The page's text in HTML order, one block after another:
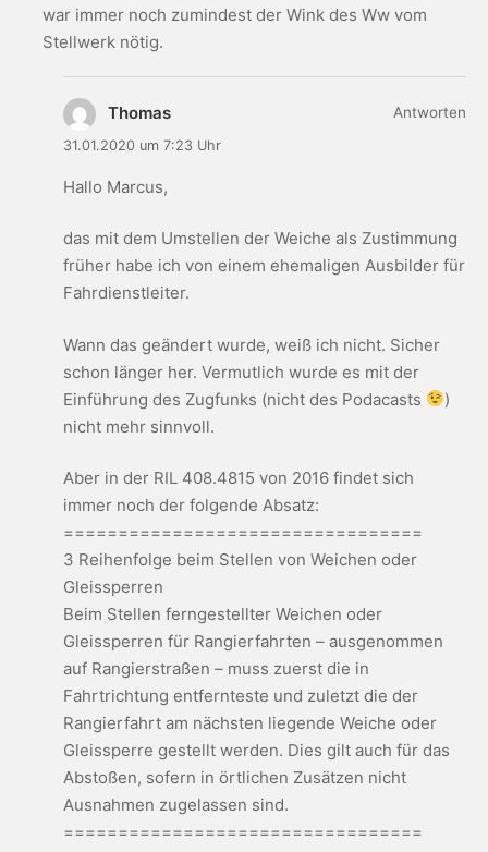
war immer noch zumindest der Wink des Ww vom
Stellwerk nötig.
Thomas
31.01.2020 um 7:23 Uhr
Hallo Marcus,
das mit dem Umstellen der Weiche als Zustimmung
früher habe ich von einem ehemaligen Ausbilder für
Fahrdienstleiter.
Wann das geändert wurde, weiß ich nicht. Sicher
schon länger her. Vermutlich wurde es mit der
Einführung des Zugfunks (nicht des Podacasts
)
nicht mehr sinnvoll.
Aber in der RIL 408.4815 von 2016 findet sich
immer noch der folgende Absatz:
=================================
3 Reihenfolge beim Stellen von Weichen oder
Gleissperren
Beim Stellen ferngestellter Weichen oder
Gleissperren für Rangierfahrten – ausgenommen
auf Rangierstraßen – muss zuerst die in
Fahrtrichtung entfernteste und zuletzt die der
Rangierfahrt am nächsten liegende Weiche oder
Gleissperre gestellt werden. Dies gilt auch für das
Abstoßen, sofern in örtlichen Zusätzen nicht
Ausnahmen zugelassen sind.
=================================
Antworten